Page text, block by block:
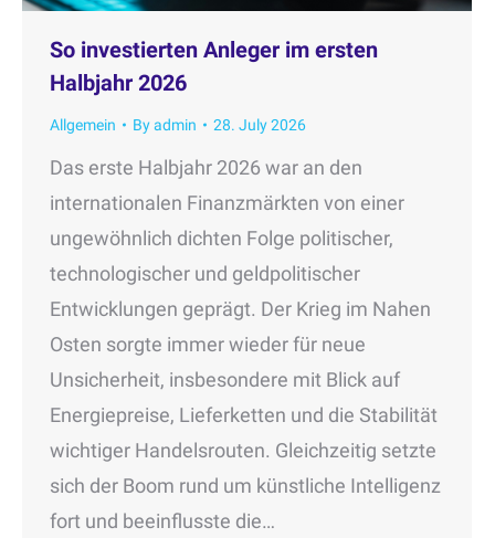
So investierten Anleger im ersten
Halbjahr 2026
Allgemein Byadmin 28. July 2026
Das erste Halbjahr 2026 war an den
internationalen Finanzmärkten von einer
ungewöhnlich dichten Folge politischer,
technologischer und geldpolitischer
Entwicklungen geprägt. Der Krieg im Nahen
Osten sorgte immer wieder für neue
Unsicherheit, insbesondere mit Blick auf
Energiepreise, Lieferketten und die Stabilität
wichtiger Handelsrouten. Gleichzeitig setzte
sich der Boom rund um künstliche Intelligenz
fort und beeinflusste die…